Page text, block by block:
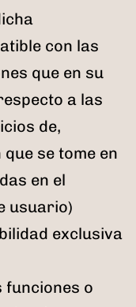
con las
que en su
a las
de,
se tome en
en el
usuario)
exclusiva
funciones o